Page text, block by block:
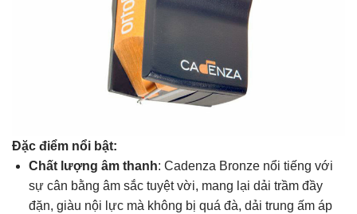
Đặc điểm nổi bật:
Chất lượng âm thanh: Cadenza Bronze nổi tiếng với
sự cân bằng âm sắc tuyệt vời, mang lại dải trầm đầy
đặn, giàu nội lực mà không bị quá đà, dải trung ấm áp